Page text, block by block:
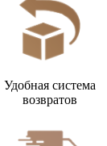
Удобная система
возвратов